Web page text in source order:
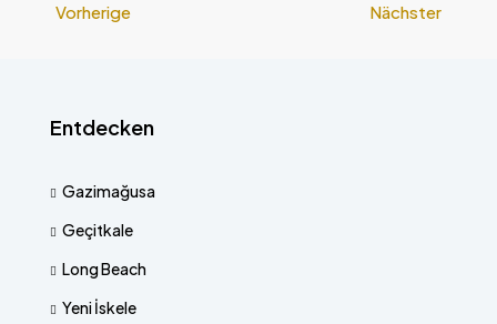
Vorherige Nächster
Entdecken
Gazimağusa
Geçitkale
Long Beach
Yeni İskele